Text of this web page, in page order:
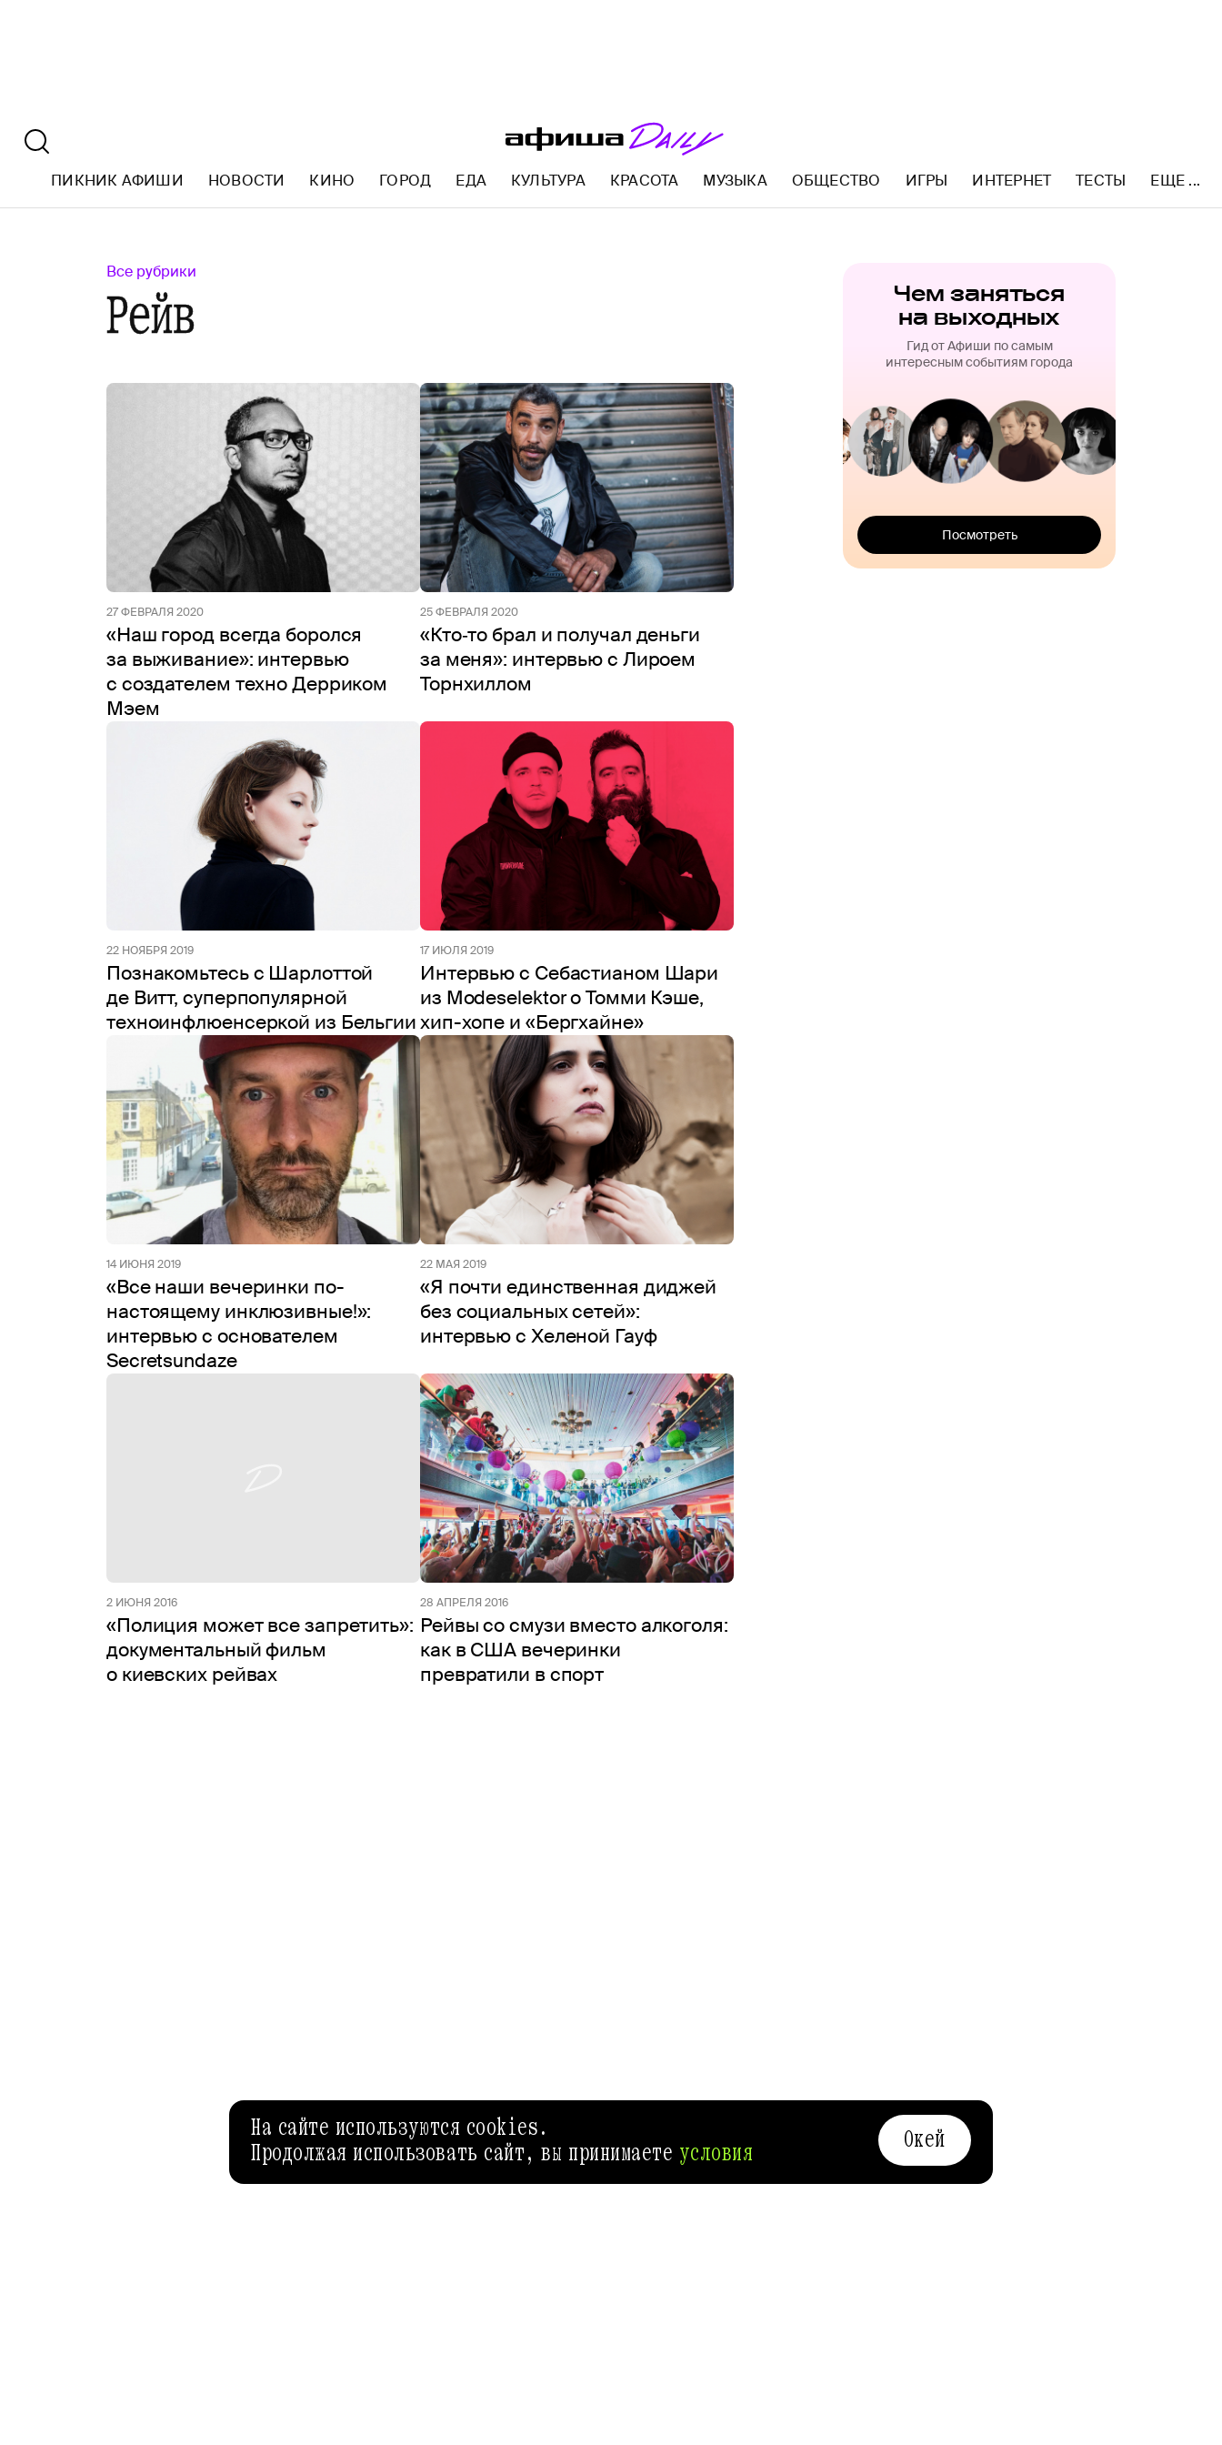
ПИКНИК АФИШИ НОВОСТИ КИНО ГОРОД ЕДА КУЛЬТУРА КРАСОТА МУЗЫКА ОБЩЕСТВО ИГРЫ ИНТЕРНЕТ
ТЕСТЫ
AFISHA.RU
ЕЩЕ ...
Все рубрики
Рейв
27 ФЕВРАЛЯ 2020
«Наш город всегда боролся
за выживание»: интервью
с создателем техно Дерриком
Мэем
25 ФЕВРАЛЯ 2020
«Кто‑то брал и получал деньги
за меня»: интервью с Лироем
Торнхиллом
22 НОЯБРЯ 2019
Познакомьтесь с Шарлоттой
де Витт, суперпопулярной
техноинфлюенсеркой из Бельгии
17 ИЮЛЯ 2019
Интервью с Себастианом Шари
из Modeselektor о Томми Кэше,
хип-хопе и «Бергхайне»
14 ИЮНЯ 2019
«Все наши вечеринки по-
настоящему инклюзивные!»:
интервью с основателем
Secretsundaze
22 МАЯ 2019
«Я почти единственная диджей
без социальных сетей»:
интервью с Хеленой Гауф
2 ИЮНЯ 2016
«Полиция может все запретить»:
документальный фильм
о киевских рейвах
28 АПРЕЛЯ 2016
Рейвы со смузи вместо алкоголя:
как в США вечеринки
превратили в спорт
Чем заняться
на выходных
Гид от Афиши по самым
интересным событиям города
Посмотреть
На сайте используются cookies.
Продолжая использовать сайт, вы принимаете условия Окей